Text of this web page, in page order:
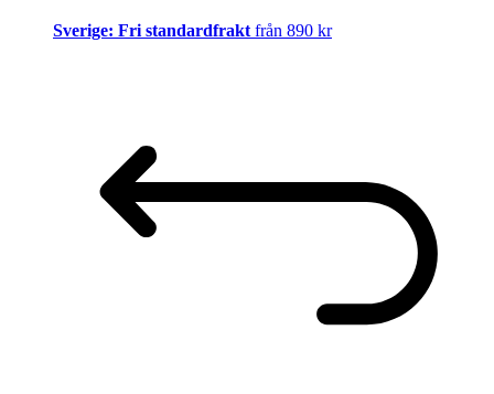
Sverige: Fri standardfrakt från 890 kr